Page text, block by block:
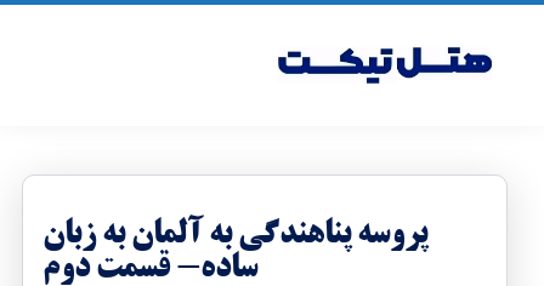
پروسه پناهندگی به آلمان به زبان
ساده- قسمت دوم